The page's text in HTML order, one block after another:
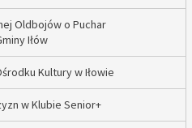
Oldbojów o Puchar
Iłów
Kultury w Iłowie
w Klubie Senior+